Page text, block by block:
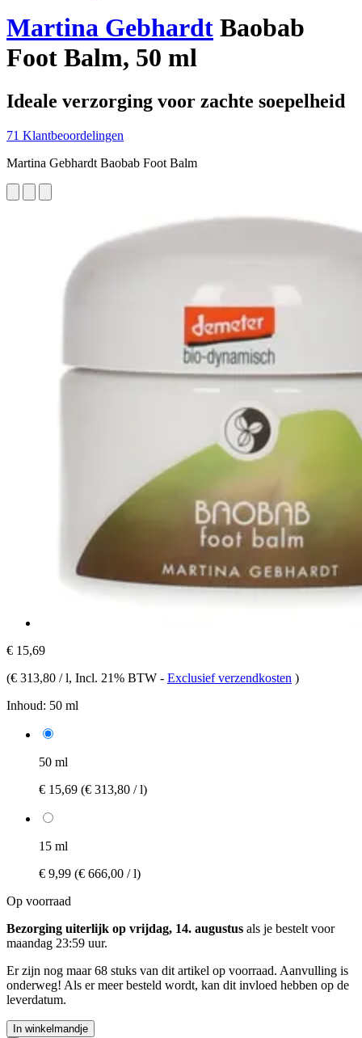
Martina Gebhardt Baobab
Foot Balm, 50 ml
Ideale verzorging voor zachte soepelheid
71 Klantbeoordelingen
Martina Gebhardt Baobab Foot Balm
€ 15,69
(€ 313,80 / l, Incl. 21% BTW - Exclusief verzendkosten )
Inhoud: 50 ml
50 ml
€ 15,69 (€ 313,80 / l)
15 ml
€ 9,99 (€ 666,00 / l)
Op voorraad
Bezorging uiterlijk op vrijdag, 14. augustus als je bestelt voor
maandag 23:59 uur.
Er zijn nog maar 68 stuks van dit artikel op voorraad. Aanvulling is
onderweg! Als er meer besteld wordt, kan dit invloed hebben op de
leverdatum.
In winkelmandje